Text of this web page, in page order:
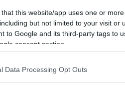
that this website/app uses one or
but not limited to your visit or
to Google and its third-party tags to
consent section.
Data Processing Opt Outs
jobbet